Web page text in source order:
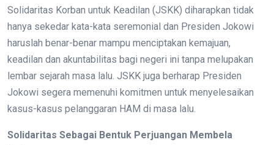
Solidaritas Korban untuk Keadilan (JSKK) diharapkan tidak
hanya sekedar kata-kata seremonial dan Presiden Jokowi
haruslah benar-benar mampu menciptakan kemajuan,
keadilan dan akuntabilitas bagi negeri ini tanpa melupakan
lembar sejarah masa lalu. JSKK juga berharap Presiden
Jokowi segera memenuhi komitmen untuk menyelesaikan
kasus-kasus pelanggaran HAM di masa lalu.
Solidaritas Sebagai Bentuk Perjuangan Membela